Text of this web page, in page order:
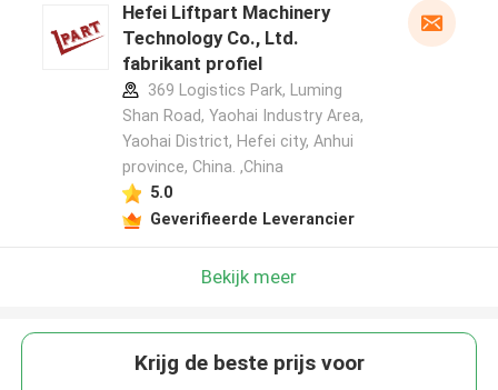
Hefei Liftpart Machinery
Technology Co., Ltd.
fabrikant profiel
369 Logistics Park, Luming
Shan Road, Yaohai Industry Area,
Yaohai District, Hefei city, Anhui
province, China. ,China
5.0
Geverifieerde Leverancier
Bekijk meer
Krijg de beste prijs voor